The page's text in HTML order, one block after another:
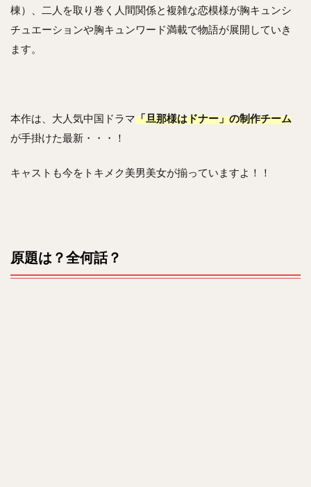
棟）、二人を取り巻く人間関係と複雑な恋模様が胸キュンシ
チュエーションや胸キュンワード満載で物語が展開していき
ます。
本作は、大人気中国ドラマ「旦那様はドナー」の制作チーム
が手掛けた最新・・・！
キャストも今をトキメク美男美女が揃っていますよ！！
原題は？全何話？